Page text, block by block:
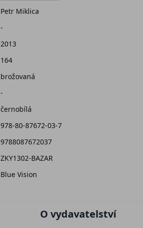
Petr Miklica
-
2013
164
brožovaná
-
černobílá
978-80-87672-03-7
9788087672037
ZKY1302-BAZAR
Blue Vision
O vydavatelství